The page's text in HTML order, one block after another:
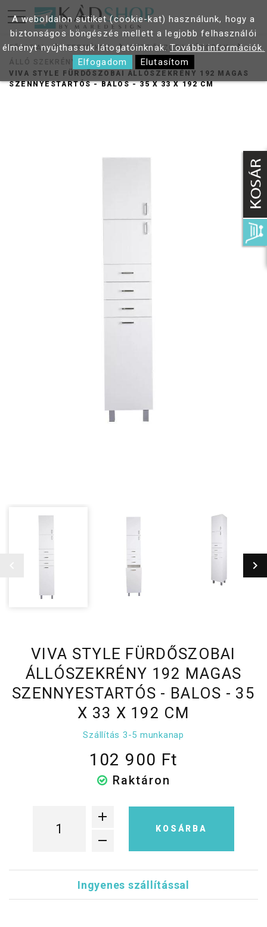
FŐOLDAL TERMÉKEK
FÜRDŐSZOBA BÚTOROK
ÁLLÓ SZEKRÉNY
VIVA STYLE FÜRDŐSZOBAI ÁLLÓSZEKRÉNY 192 MAGAS
SZENNYESTARTÓS - BALOS - 35 X 33 X 192 CM
VIVA STYLE FÜRDŐSZOBAI
ÁLLÓSZEKRÉNY 192 MAGAS
SZENNYESTARTÓS - BALOS - 35
X 33 X 192 CM
Szállítás 3-5 munkanap
102 900 Ft
Raktáron
KOSÁRBA
Ingyenes szállítással
A weboldalon sütiket (cookie-kat) használunk, hogy a
biztonságos böngészés mellett a legjobb felhasználói
élményt nyújthassuk látogatóinknak.További információk.
Elfogadom
Elutasítom